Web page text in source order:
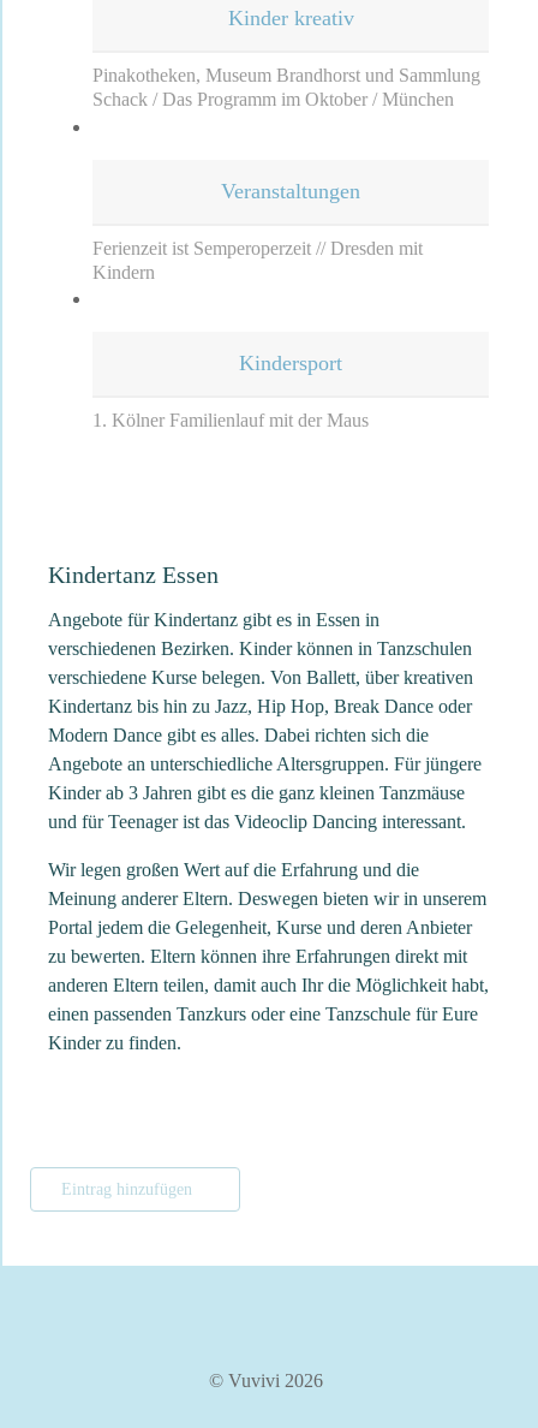
Kinder kreativ
Pinakotheken, Museum Brandhorst und Sammlung
Schack / Das Programm im Oktober / München
Veranstaltungen
Ferienzeit ist Semperoperzeit // Dresden mit
Kindern
Kindersport
1. Kölner Familienlauf mit der Maus
Kindertanz Essen
Angebote für Kindertanz gibt es in Essen in
verschiedenen Bezirken. Kinder können in Tanzschulen
verschiedene Kurse belegen. Von Ballett, über kreativen
Kindertanz bis hin zu Jazz, Hip Hop, Break Dance oder
Modern Dance gibt es alles. Dabei richten sich die
Angebote an unterschiedliche Altersgruppen. Für jüngere
Kinder ab 3 Jahren gibt es die ganz kleinen Tanzmäuse
und für Teenager ist das Videoclip Dancing interessant.
Wir legen großen Wert auf die Erfahrung und die
Meinung anderer Eltern. Deswegen bieten wir in unserem
Portal jedem die Gelegenheit, Kurse und deren Anbieter
zu bewerten. Eltern können ihre Erfahrungen direkt mit
anderen Eltern teilen, damit auch Ihr die Möglichkeit habt,
einen passenden Tanzkurs oder eine Tanzschule für Eure
Kinder zu finden.
Eintrag hinzufügen
© Vuvivi 2026